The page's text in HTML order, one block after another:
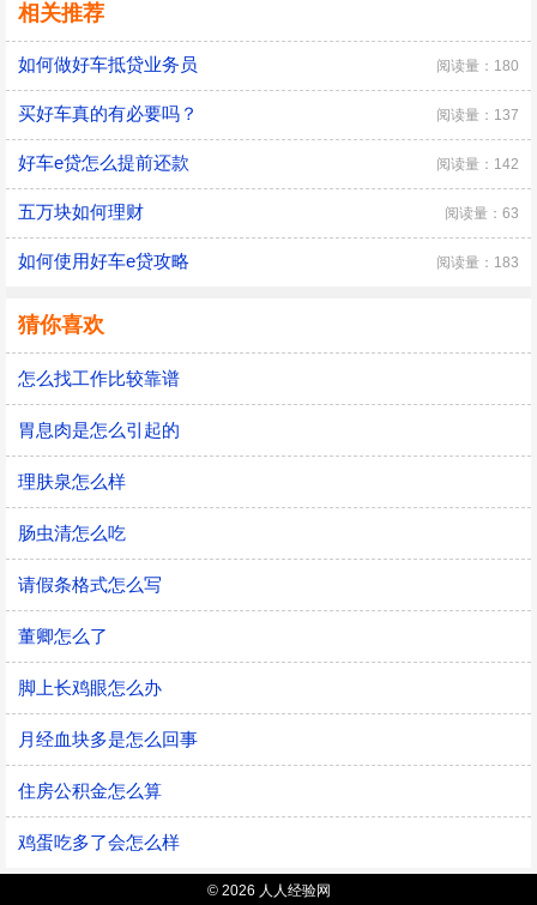
相关推荐
如何做好车抵贷业务员 阅读量：180
买好车真的有必要吗？ 阅读量：137
好车e贷怎么提前还款 阅读量：142
五万块如何理财 阅读量：63
如何使用好车e贷攻略 阅读量：183
猜你喜欢
怎么找工作比较靠谱
胃息肉是怎么引起的
理肤泉怎么样
肠虫清怎么吃
请假条格式怎么写
董卿怎么了
脚上长鸡眼怎么办
月经血块多是怎么回事
住房公积金怎么算
鸡蛋吃多了会怎么样
© 2026 人人经验网